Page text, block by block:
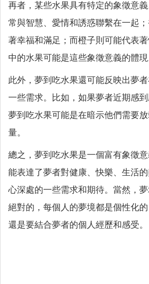
再者，某些水果具有特定的象徵意
常與智慧、愛情和誘惑聯繫在一起
著幸福和滿足；而橙子則可能代表
中的水果可能是這些象徵意義的體現
此外，夢到吃水果還可能反映出夢
一些需求。比如，如果夢者近期感
夢到吃水果可能是在暗示他們需要
量。
總之，夢到吃水果是一個富有象徵
能表達了夢者對健康、快樂、生活
心深處的一些需求和期待。當然，
絕對的，每個人的夢境都是個性化
還是要結合夢者的個人經歷和感受。